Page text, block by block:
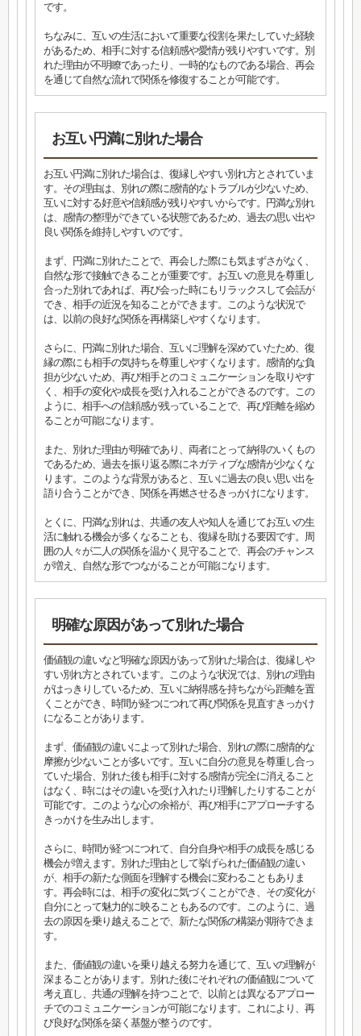
です。
ちなみに、互いの生活において重要な役割を果たしていた経験
があるため、相手に対する信頼感や愛情が残りやすいです。別
れた理由が不明瞭であったり、一時的なものである場合、再会
を通じて自然な流れで関係を修復することが可能です。
お互い円満に別れた場合
お互い円満に別れた場合は、復縁しやすい別れ方とされていま
す。その理由は、別れの際に感情的なトラブルが少ないため、
互いに対する好意や信頼感が残りやすいからです。円満な別れ
は、感情の整理ができている状態であるため、過去の思い出や
良い関係を維持しやすいのです。
まず、円満に別れたことで、再会した際にも気まずさがなく、
自然な形で接触できることが重要です。お互いの意見を尊重し
合った別れであれば、再び会った時にもリラックスして会話が
でき、相手の近況を知ることができます。このような状況で
は、以前の良好な関係を再構築しやすくなります。
さらに、円満に別れた場合、互いに理解を深めていたため、復
縁の際にも相手の気持ちを尊重しやすくなります。感情的な負
担が少ないため、再び相手とのコミュニケーションを取りやす
く、相手の変化や成長を受け入れることができるのです。この
ように、相手への信頼感が残っていることで、再び距離を縮め
ることが可能になります。
また、別れた理由が明確であり、両者にとって納得のいくもの
であるため、過去を振り返る際にネガティブな感情が少なくな
ります。このような背景があると、互いに過去の良い思い出を
語り合うことができ、関係を再燃させるきっかけになります。
とくに、円満な別れは、共通の友人や知人を通じてお互いの生
活に触れる機会が多くなることも、復縁を助ける要因です。周
囲の人々が二人の関係を温かく見守ることで、再会のチャンス
が増え、自然な形でつながることが可能になります。
明確な原因があって別れた場合
価値観の違いなど明確な原因があって別れた場合は、復縁しや
すい別れ方とされています。このような状況では、別れの理由
がはっきりしているため、互いに納得感を持ちながら距離を置
くことができ、時間が経つにつれて再び関係を見直すきっかけ
になることがあります。
まず、価値観の違いによって別れた場合、別れの際に感情的な
摩擦が少ないことが多いです。互いに自分の意見を尊重し合っ
ていた場合、別れた後も相手に対する感情が完全に消えること
はなく、時にはその違いを受け入れたり理解したりすることが
可能です。このような心の余裕が、再び相手にアプローチする
きっかけを生み出します。
さらに、時間が経つにつれて、自分自身や相手の成長を感じる
機会が増えます。別れた理由として挙げられた価値観の違い
が、相手の新たな側面を理解する機会に変わることもありま
す。再会時には、相手の変化に気づくことができ、その変化が
自分にとって魅力的に映ることもあるのです。このように、過
去の原因を乗り越えることで、新たな関係の構築が期待できま
す。
また、価値観の違いを乗り越える努力を通じて、互いの理解が
深まることがあります。別れた後にそれぞれの価値観について
考え直し、共通の理解を持つことで、以前とは異なるアプロー
チでのコミュニケーションが可能になります。これにより、再
び良好な関係を築く基盤が整うのです。